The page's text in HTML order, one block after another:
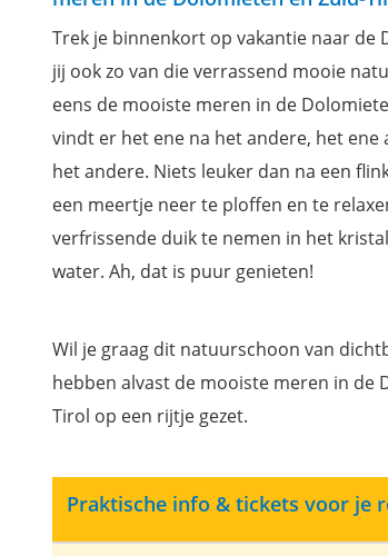
Trek je binnenkort op vakantie naar de
jij ook zo van die verrassend mooie
eens de mooiste meren in de
vindt er het ene na het andere, het ene
het andere. Niets leuker dan na een
een meertje neer te ploffen en te
verfrissende duik te nemen in het
water. Ah, dat is puur genieten!
Wil je graag dit natuurschoon van
hebben alvast de mooiste meren in de
Tirol op een rijtje gezet.
Praktische info & tickets voor je